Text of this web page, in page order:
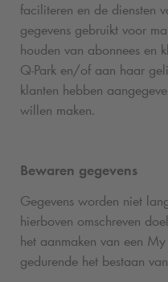
faciliteren en de diensten
gegevens gebruikt voor
houden van abonnees en
Q-Park en/of aan haar
klanten hebben
willen maken.
Bewaren gegevens
Gegevens worden niet
hierboven omschreven
het aanmaken van een My
gedurende het bestaan